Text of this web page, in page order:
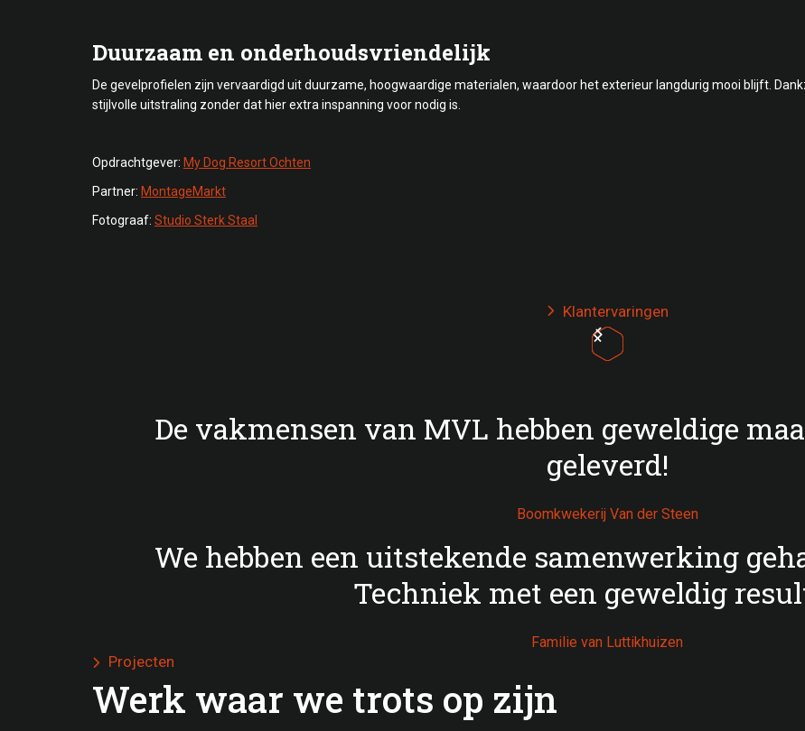
Duurzaam en onderhoudsvriendelijk
De gevelprofielen zijn vervaardigd uit duurzame, hoogwaardige materialen, waardoor het exterieur langdurig mooi blijft.
stijlvolle uitstraling zonder dat hier extra inspanning voor nodig is.
Opdrachtgever: My Dog Resort Ochten
Partner: MontageMarkt
Fotograaf: Studio Sterk Staal
 Klantervaringen
De vakmensen van MVL hebben geweldige
geleverd!
Boomkwekerij Van der Steen
We hebben een uitstekende samenwerking
Techniek met een geweldig
Familie van Luttikhuizen
 Projecten
Werk waar we trots op zijn